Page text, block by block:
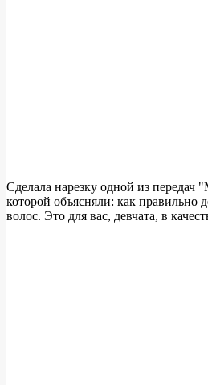
Сделала нарезку одной из
которой объясняли: как правильно
волос. Это для вас, девчата, в